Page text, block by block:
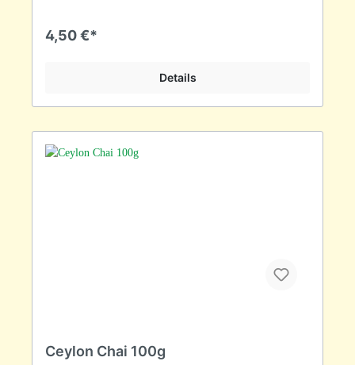
4,50 €*
Details
Ceylon Chai 100g